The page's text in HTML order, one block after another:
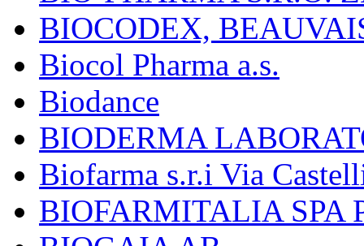
BIOCODEX,
Biocol Pharma a.s.
Biodance
BIODERMA
Biofarma s.r.i Via
BIOFARMITALIA SPA